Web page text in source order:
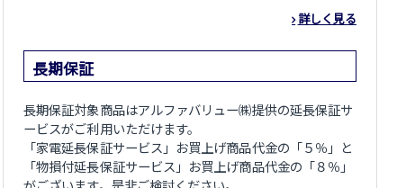
詳しく見る
長期保証
長期保証対象商品はアルファバリュー㈱提供の延長保証サ
ービスがご利用いただけます。
「家電延長保証サービス」お買上げ商品代金の「５％」と
「物損付延長保証サービス」お買上げ商品代金の「８％」